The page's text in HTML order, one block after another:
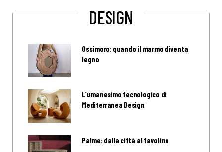
DESIGN
Ossimoro: quando il marmo diventa
legno
L’umanesimo tecnologico di
Mediterranea Design
Palme: dalla città al tavolino